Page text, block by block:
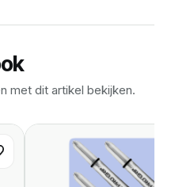
met dit artikel bekijken.